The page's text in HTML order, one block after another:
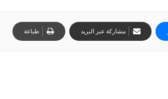
مشاركة عبر البريد طباعة